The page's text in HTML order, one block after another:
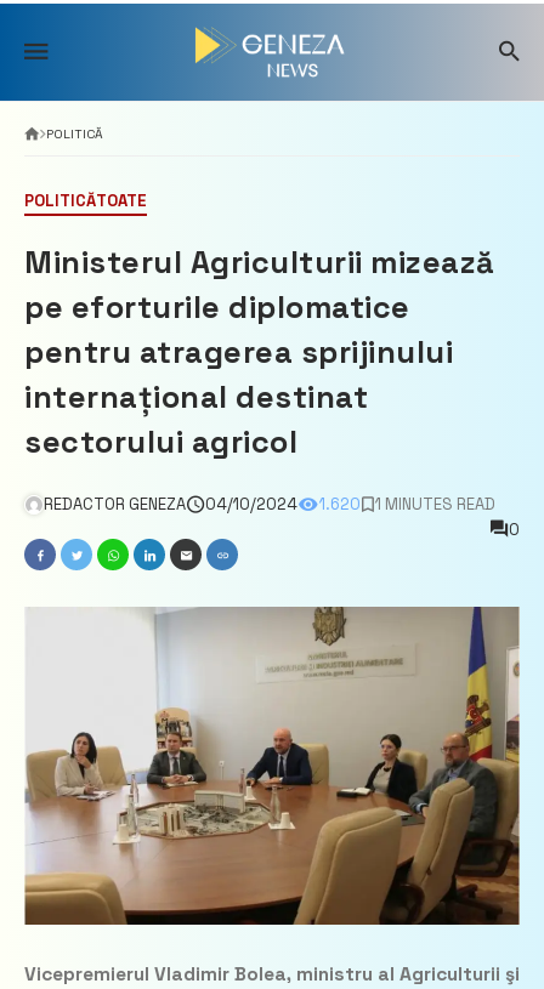
Skip
content
POLITICĂ
POLITICĂTOATE
Ministerul Agriculturii mizează
pe eforturile diplomatice
pentru atragerea sprijinului
internațional destinat
sectorului agricol
REDACTOR GENEZA 04/10/2024 1.620
1 MINUTES READ
0
Vicepremierul Vladimir Bolea, ministru al Agriculturii şi